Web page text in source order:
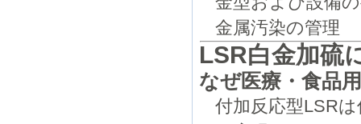
金属汚染の管理
LSR白金加硫
なぜ医療・食品
付加反応型LSR